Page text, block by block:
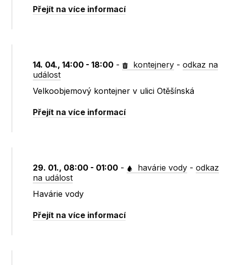
Přejít na více informací
14. 04., 14:00 - 18:00 - kontejnery -odkaz na
událost
Velkoobjemový kontejner v ulici Otěšínská
Přejít na více informací
29. 01., 08:00 - 01:00 - havárie vody -odkaz
na událost
Havárie vody
Přejít na více informací